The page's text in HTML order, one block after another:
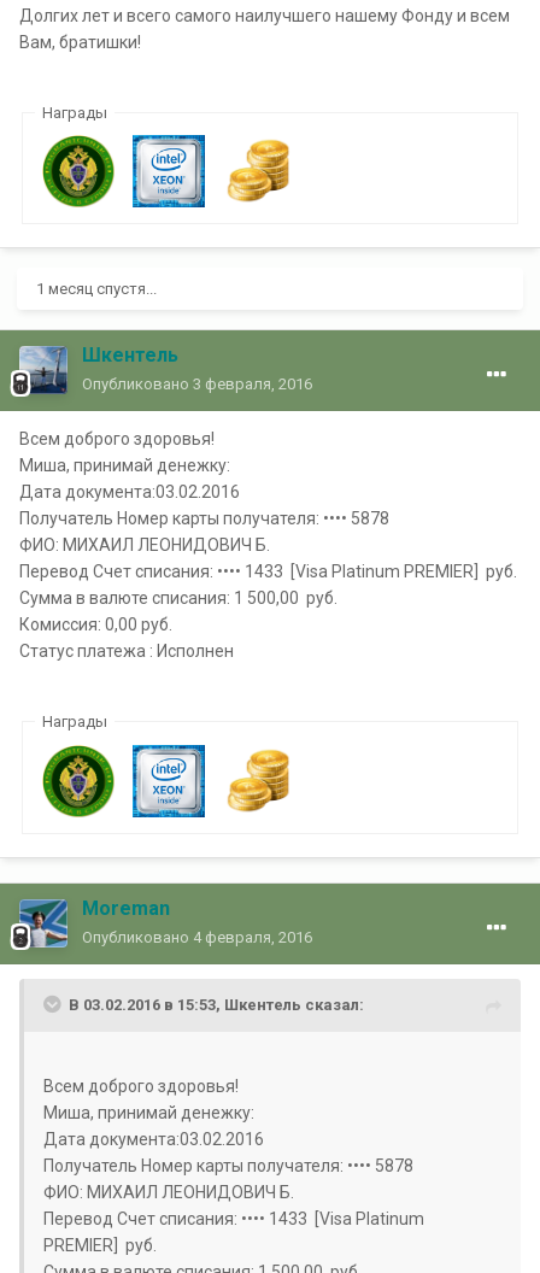
Долгих лет и всего самого наилучшего нашему Фонду и всем
Вам, братишки!
Награды
1 месяц спустя...
Шкентель
Опубликовано 3 февраля, 2016
Всем доброго здоровья!
Миша, принимай денежку:
Дата документа:03.02.2016
Получатель Номер карты получателя: •••• 5878
ФИО: МИХАИЛ ЛЕОНИДОВИЧ Б.
Перевод Счет списания: •••• 1433 [Visa Platinum PREMIER] руб.
Сумма в валюте списания: 1 500,00 руб.
Комиссия: 0,00 руб.
Статус платежа : Исполнен
Награды
Moreman
Опубликовано 4 февраля, 2016
В 03.02.2016 в 15:53, Шкентель сказал:
Всем доброго здоровья!
Миша, принимай денежку:
Дата документа:03.02.2016
Получатель Номер карты получателя: •••• 5878
ФИО: МИХАИЛ ЛЕОНИДОВИЧ Б.
Перевод Счет списания: •••• 1433 [Visa Platinum
PREMIER] руб.